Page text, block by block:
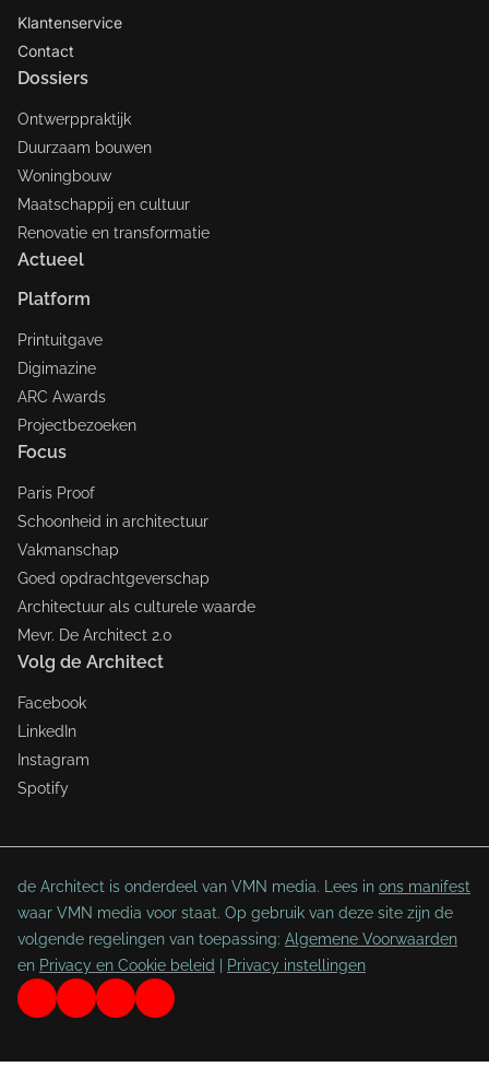
Klantenservice
Contact
Dossiers
Ontwerppraktijk
Duurzaam bouwen
Woningbouw
Maatschappij en cultuur
Renovatie en transformatie
Actueel
Platform
Printuitgave
Digimazine
ARC Awards
Projectbezoeken
Focus
Paris Proof
Schoonheid in architectuur
Vakmanschap
Goed opdrachtgeverschap
Architectuur als culturele waarde
Mevr. De Architect 2.0
Volg de Architect
Facebook
LinkedIn
Instagram
Spotify
de Architect is onderdeel van VMN media. Lees in ons manifest
waar VMN media voor staat. Op gebruik van deze site zijn de
volgende regelingen van toepassing: Algemene Voorwaarden
en Privacy en Cookie beleid Privacy instellingen